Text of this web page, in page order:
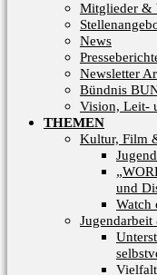
Mitglieder &
News
Newsletter
Bündnis
Vision, Leit-
THEMEN
Kultur, Film
und
Watch
Jugendarbeit